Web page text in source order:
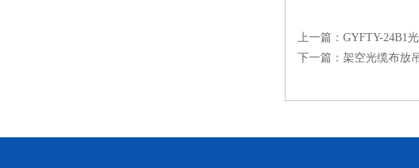
上一篇： GYFTY-24B1
下一篇： 架空光缆布放